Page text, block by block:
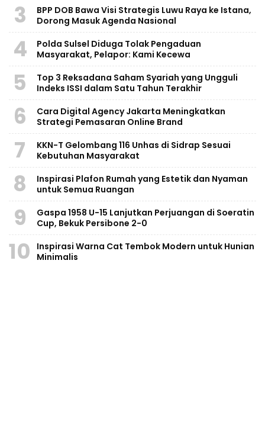
3
BPP DOB Bawa Visi Strategis Luwu Raya ke Istana,
Dorong Masuk Agenda Nasional
4
Polda Sulsel Diduga Tolak Pengaduan
Masyarakat, Pelapor: Kami Kecewa
5
Top 3 Reksadana Saham Syariah yang Ungguli
Indeks ISSI dalam Satu Tahun Terakhir
6
Cara Digital Agency Jakarta Meningkatkan
Strategi Pemasaran Online Brand
7
KKN-T Gelombang 116 Unhas di Sidrap Sesuai
Kebutuhan Masyarakat
8
Inspirasi Plafon Rumah yang Estetik dan Nyaman
untuk Semua Ruangan
9
Gaspa 1958 U-15 Lanjutkan Perjuangan di Soeratin
Cup, Bekuk Persibone 2-0
10
Inspirasi Warna Cat Tembok Modern untuk Hunian
Minimalis